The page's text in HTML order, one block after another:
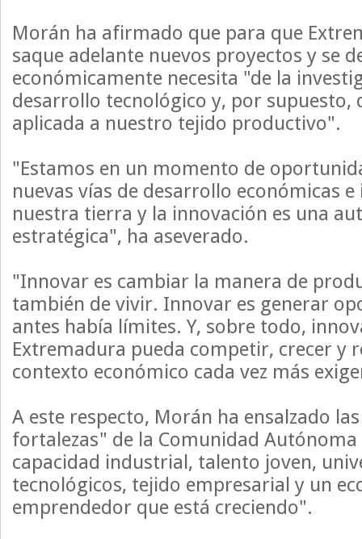
Morán ha afirmado que para que
saque adelante nuevos proyectos y se
económicamente necesita "de la
desarrollo tecnológico y, por supuesto,
aplicada a nuestro tejido productivo".
"Estamos en un momento de
nuevas vías de desarrollo económicas
nuestra tierra y la innovación es una
estratégica", ha aseverado.
"Innovar es cambiar la manera de
también de vivir. Innovar es generar
antes había límites. Y, sobre todo,
Extremadura pueda competir, crecer y
contexto económico cada vez más
A este respecto, Morán ha ensalzado
fortalezas" de la Comunidad
capacidad industrial, talento joven,
tecnológicos, tejido empresarial y un
emprendedor que está creciendo".